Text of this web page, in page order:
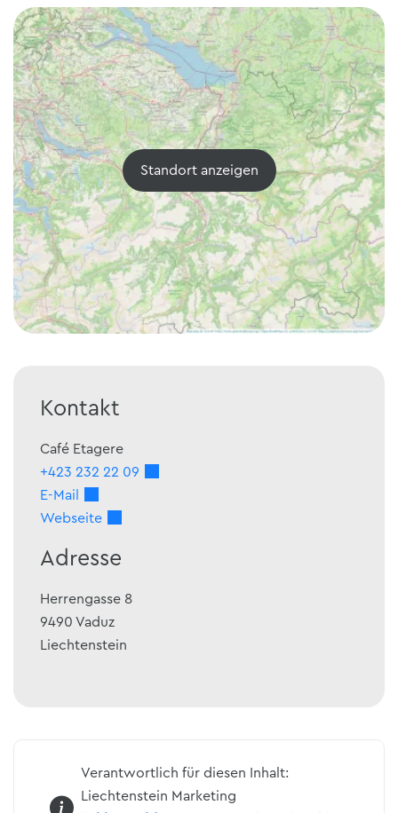
Standort anzeigen
Kontakt
Café Etagere
+423 232 22 09
E-Mail
Webseite
Adresse
Herrengasse 8
9490 Vaduz
Liechtenstein
Verantwortlich für diesen Inhalt:
Liechtenstein Marketing